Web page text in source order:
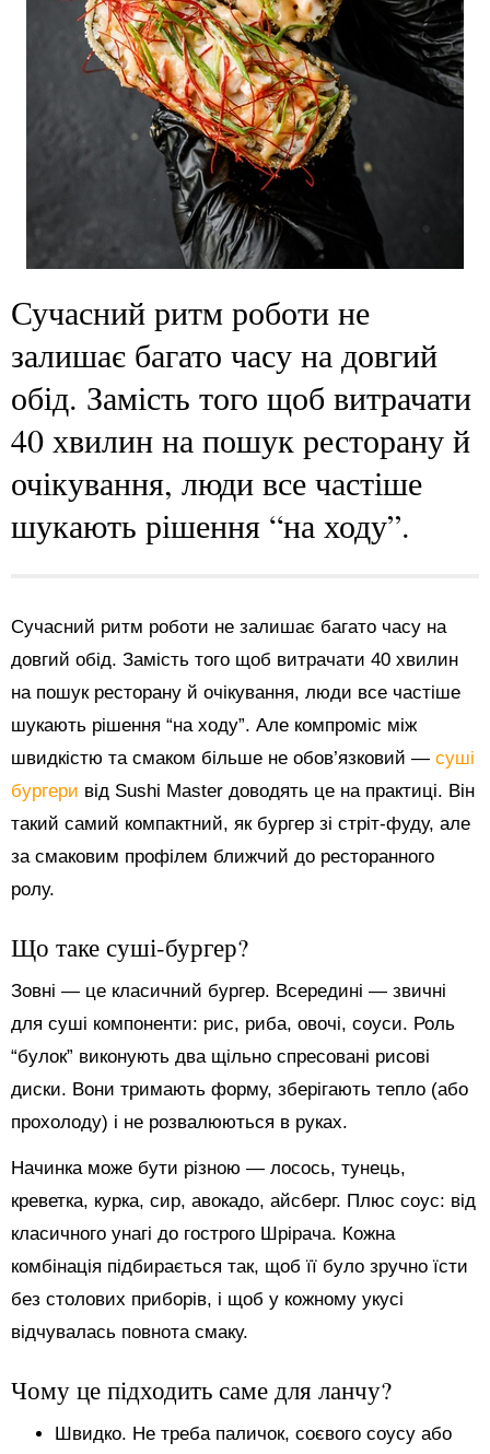
Сучасний ритм роботи не
залишає багато часу на довгий
обід. Замість того щоб витрачати
40 хвилин на пошук ресторану й
очікування, люди все частіше
шукають рішення “на ходу”.
Сучасний ритм роботи не залишає багато часу на
довгий обід. Замість того щоб витрачати 40 хвилин
на пошук ресторану й очікування, люди все частіше
шукають рішення “на ходу”. Але компроміс між
швидкістю та смаком більше не обов’язковий — суші
бургери від Sushi Master доводять це на практиці. Він
такий самий компактний, як бургер зі стріт-фуду, але
за смаковим профілем ближчий до ресторанного
ролу.
Що таке суші-бургер?
Зовні — це класичний бургер. Всередині — звичні
для суші компоненти: рис, риба, овочі, соуси. Роль
“булок” виконують два щільно спресовані рисові
диски. Вони тримають форму, зберігають тепло (або
прохолоду) і не розвалюються в руках.
Начинка може бути різною — лосось, тунець,
креветка, курка, сир, авокадо, айсберг. Плюс соус: від
класичного унагі до гострого Шрірача. Кожна
комбінація підбирається так, щоб її було зручно їсти
без столових приборів, і щоб у кожному укусі
відчувалась повнота смаку.
Чому це підходить саме для ланчу?
Швидко. Не треба паличок, соєвого соусу або